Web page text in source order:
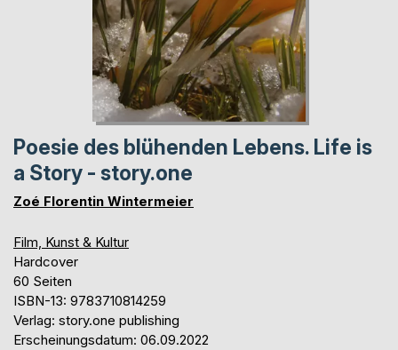
Poesie des blühenden Lebens. Life is
a Story - story.one
Zoé Florentin Wintermeier
Film, Kunst & Kultur
Hardcover
60 Seiten
ISBN-13: 9783710814259
Verlag: story.one publishing
Erscheinungsdatum: 06.09.2022